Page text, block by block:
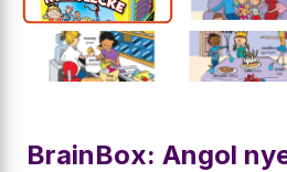
BrainBox: Angol